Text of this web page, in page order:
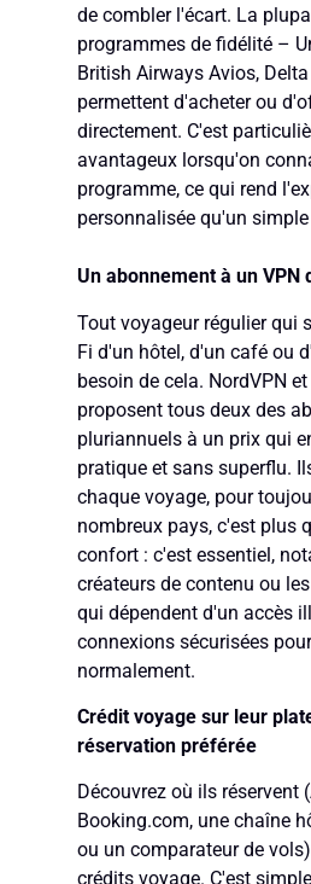
de combler l'écart. La
programmes de fidélité –
British Airways Avios,
permettent d'acheter ou
directement. C'est
avantageux lorsqu'on
programme, ce qui rend
personnalisée qu'un
Un abonnement à un VPN
Tout voyageur régulier qui
Fi d'un hôtel, d'un café ou
besoin de cela. NordVPN
proposent tous deux des
pluriannuels à un prix qui
pratique et sans superflu.
chaque voyage, pour
nombreux pays, c'est plus
confort : c'est essentiel,
créateurs de contenu ou
qui dépendent d'un accès
connexions sécurisées
normalement.
Crédit voyage sur leur
réservation préférée
Découvrez où ils réservent
Booking.com, une chaîne
ou un comparateur de
crédits voyage. C'est